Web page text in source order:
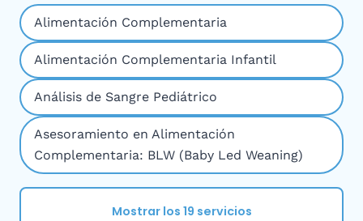
Alimentación Complementaria
Alimentación Complementaria Infantil
Análisis de Sangre Pediátrico
Asesoramiento en Alimentación
Complementaria: BLW (Baby Led Weaning)
Mostrar los 19 servicios